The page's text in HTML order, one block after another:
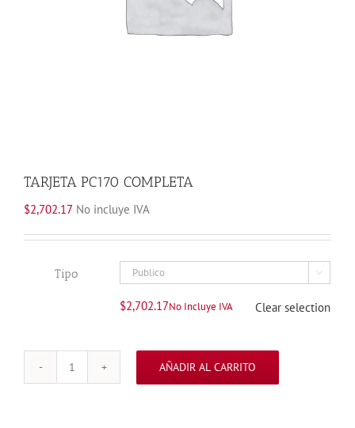
TARJETA PC170 COMPLETA
$2,702.17 No incluye IVA
Tipo 
$2,702.17No Incluye IVA Clear selection
TARJETA
AÑADIR AL CARRITO